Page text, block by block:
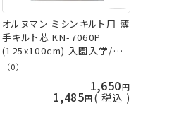
オルヌマン ミシンキルト用 薄
手キルト芯 KN-7060P
(125x100cm) 入園入学/通
園通学 バイリーン 手芸の山
（0）
1,650
1,485 税込